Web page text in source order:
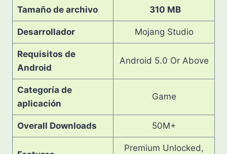
Tamaño de archivo 310 MB
Desarrollador Mojang Studio
Requisitos de
Android
Android 5.0 Or Above
Categoría de
aplicación
Game
Overall Downloads 50M+
Premium Unlocked,